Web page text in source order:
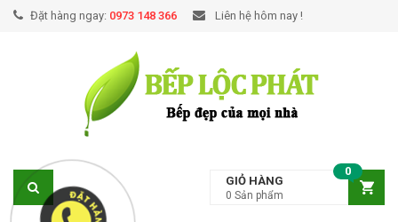
Đặt hàng ngay: 0973 148 366 Liên hệ hôm nay !
GIỎ HÀNG
0
0 Sản phẩm